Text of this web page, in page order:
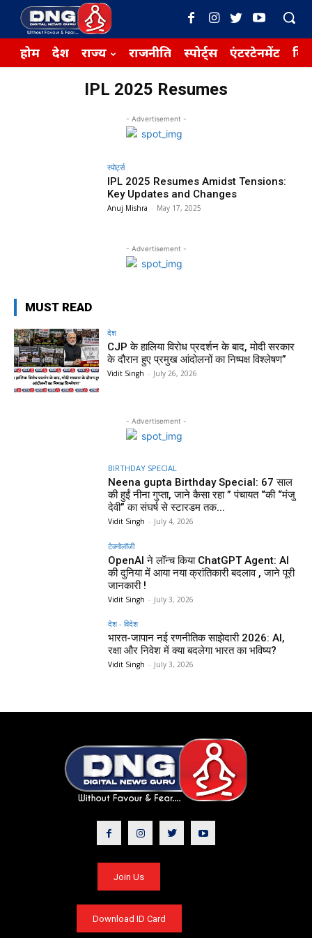
होम देश राज्य राजनीति स्पोर्ट्स एंटरटेनमेंट
IPL 2025 Resumes
- Advertisement -
स्पोर्ट्स
IPL 2025 Resumes Amidst Tensions:
Key Updates and Changes
Anuj Mishra - May 17, 2025
- Advertisement -
MUST READ
देश
CJP के हालिया विरोध प्रदर्शन के बाद, मोदी सरकार
के दौरान हुए प्रमुख आंदोलनों का निष्पक्ष विश्लेषण”
Vidit Singh - July 26, 2026
- Advertisement -
BIRTHDAY SPECIAL
Neena gupta Birthday Special: 67 साल
की हुईं नीना गुप्ता, जाने कैसा रहा ” पंचायत “की “मंजु
देवी” का संघर्ष से स्टारडम तक...
Vidit Singh - July 4, 2026
टेक्नोलॉजी
OpenAI ने लॉन्च किया ChatGPT Agent: AI
की दुनिया में आया नया क्रांतिकारी बदलाव , जाने पूरी
जानकारी !
Vidit Singh - July 3, 2026
देश - विदेश
भारत-जापान नई रणनीतिक साझेदारी 2026: AI,
रक्षा और निवेश में क्या बदलेगा भारत का भविष्य?
Vidit Singh - July 3, 2026
Join Us
Download ID Card